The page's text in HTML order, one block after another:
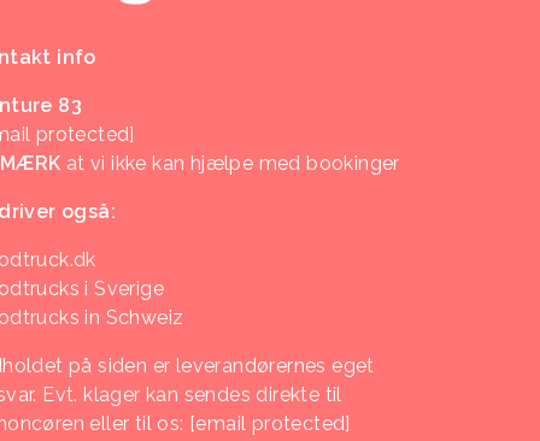
info
83
protected]
at vi ikke kan hjælpe med bookinger
også:
i Sverige
in Schweiz
på siden er leverandørernes eget
Evt. klager kan sendes direkte til
eller til os: [email protected]